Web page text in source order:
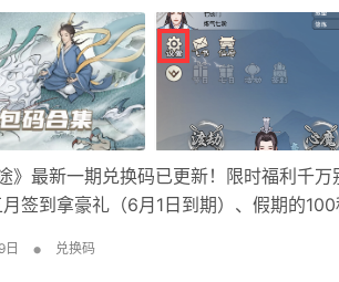
》最新一期兑换码已更新！限时福利千
签到拿豪礼（6月1日到期）、假期的
流程 点击游戏主界面-…
日 • 兑换码